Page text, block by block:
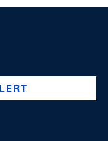
swiss-national-
@swissnationalbank